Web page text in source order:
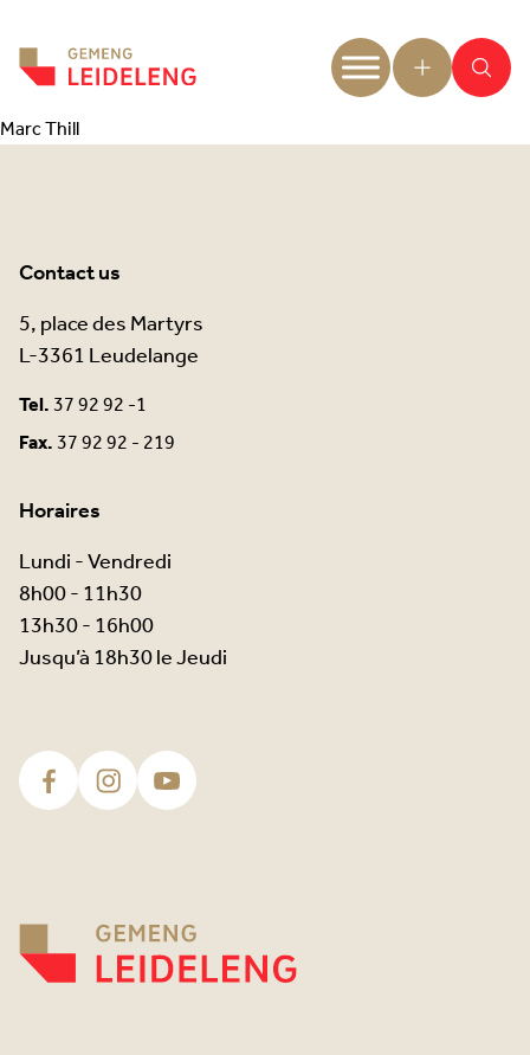
Marc Thill
Contact us
5, place des Martyrs
L-3361 Leudelange
Tel.37 92 92 -1
Fax.37 92 92 - 219
Horaires
Lundi - Vendredi
8h00 - 11h30
13h30 - 16h00
Jusqu’à 18h30 le Jeudi